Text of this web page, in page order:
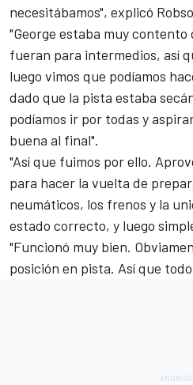
necesitábamos", explicó
"George estaba muy contento
fueran para intermedios, así
luego vimos que podíamos
dado que la pista estaba
podíamos ir por todas y
buena al final".
"Así que fuimos por ello.
para hacer la vuelta de
neumáticos, los frenos y la
estado correcto, y luego
"Funcionó muy bien.
posición en pista. Así que